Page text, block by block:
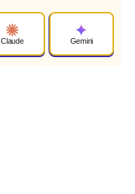
Claude Gemini